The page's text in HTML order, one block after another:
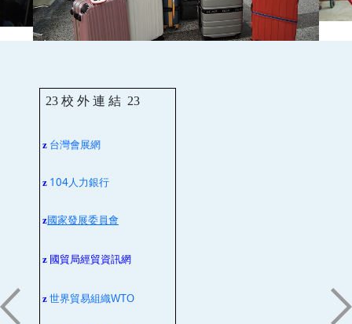
23 校 外 連 結 23
z 台灣會展網
z 104人力銀行
z國家發展委員會
z 國貿局經貿資訊網
z 世界貿易組織WTO